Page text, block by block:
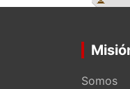
Somos